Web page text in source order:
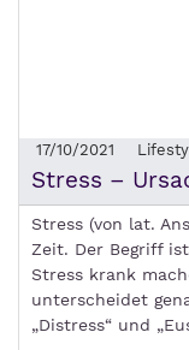
17/10/2021
Stress –
Stress (von lat.
Zeit. Der Begriff
Stress krank
unterscheidet
„Distress“ und